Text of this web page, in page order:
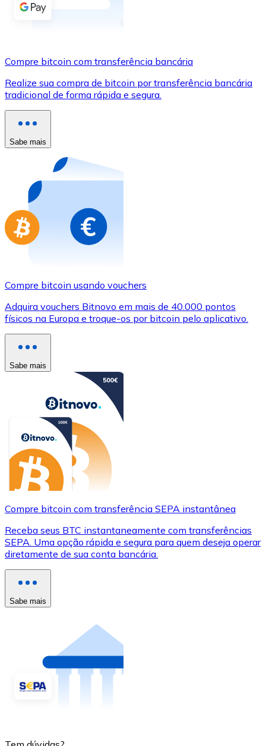
Transferência SEPA
Use cartões Visa e Mastercard para comprar
Comprar com cartão
Compre cartões-presente das suas marcas favoritas
Ir para a loja de cartões-presente
Compre bitcoin com transferência bancária
Realize sua compra de bitcoin por transferência bancária
tradicional de forma rápida e segura.
Sabe mais
Compre bitcoin usando vouchers
Adquira vouchers Bitnovo em mais de 40.000 pontos
físicos na Europa e troque-os por bitcoin pelo aplicativo.
Sabe mais
Compre bitcoin com transferência SEPA instantânea
Receba seus BTC instantaneamente com transferências
SEPA. Uma opção rápida e segura para quem deseja operar
diretamente de sua conta bancária.
Sabe mais